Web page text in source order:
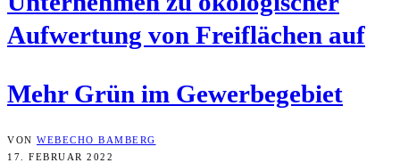
Auf­wer­tung von Frei­flä­chen auf
Mehr Grün im Gewerbegebiet
VON WEBECHO BAMBERG
17. FEBRUAR 2022